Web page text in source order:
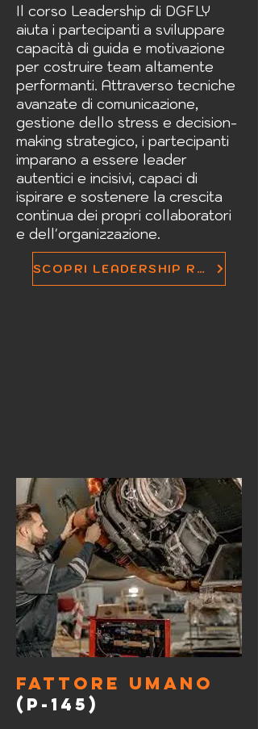
FATTORE UMANO
(P-145)
Il corso Leadership di DGFLY
aiuta i partecipanti a sviluppare
capacità di guida e motivazione
per costruire team altamente
performanti. Attraverso tecniche
avanzate di comunicazione,
gestione dello stress e decision-
making strategico, i partecipanti
imparano a essere leader
autentici e incisivi, capaci di
ispirare e sostenere la crescita
continua dei propri collaboratori
e dell'organizzazione.
SCOPRI LEADERSHIP RUN-UP